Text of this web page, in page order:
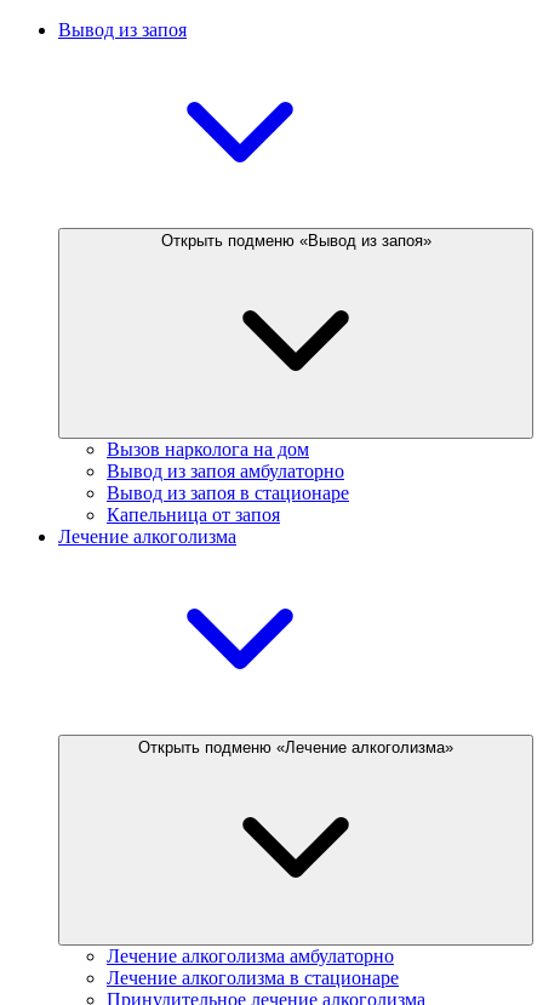
Вывод из запоя
Открыть подменю «Вывод из запоя»
Вызов нарколога на дом
Вывод из запоя амбулаторно
Вывод из запоя в стационаре
Капельница от запоя
Лечение алкоголизма
Открыть подменю «Лечение алкоголизма»
Лечение алкоголизма амбулаторно
Лечение алкоголизма в стационаре
Принудительное лечение алкоголизма